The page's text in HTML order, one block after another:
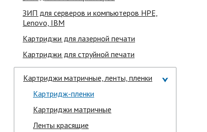
ЗИП для серверов и компьютеров HPE,
Lenovo, IBM
Картриджи для лазерной печати
Картриджи для струйной печати
Картриджи матричные, ленты, пленки
Картридж-пленки
Картриджи матричные
Ленты красящие